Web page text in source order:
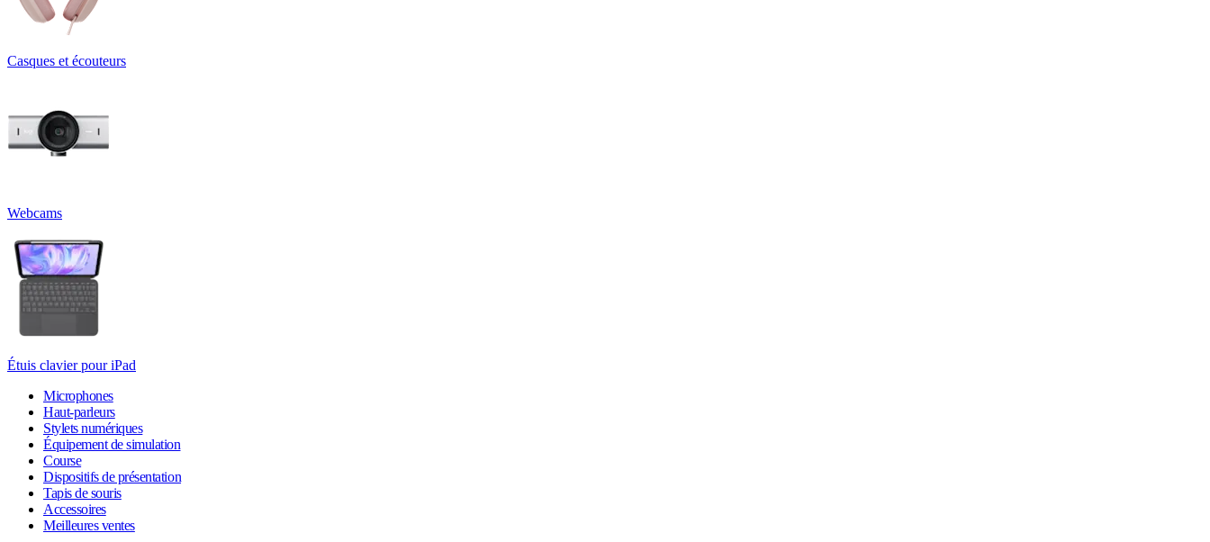
Casques et écouteurs
Webcams
Étuis clavier pour iPad
Microphones
Haut-parleurs
Stylets numériques
Équipement de simulation
Course
Dispositifs de présentation
Tapis de souris
Accessoires
Meilleures ventes